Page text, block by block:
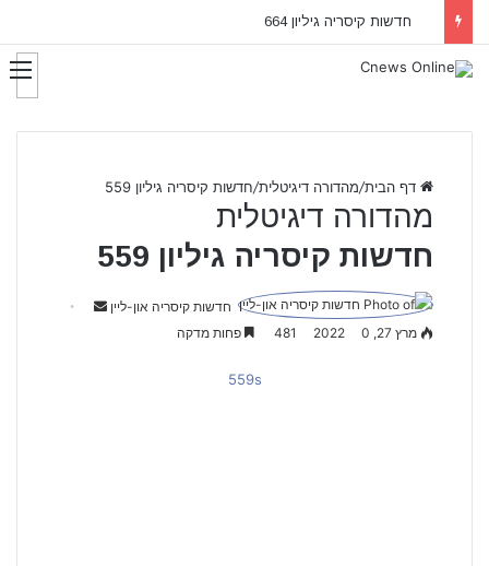
חדשות קיסריה גיליון 664
דף הבית/מהדורה דיגיטלית/חדשות קיסריה גיליון 559
מהדורה דיגיטלית
חדשות קיסריה גיליון 559
חדשות קיסריה און-ליין
מרץ 27, 2022 0 פחות מדקה
559s